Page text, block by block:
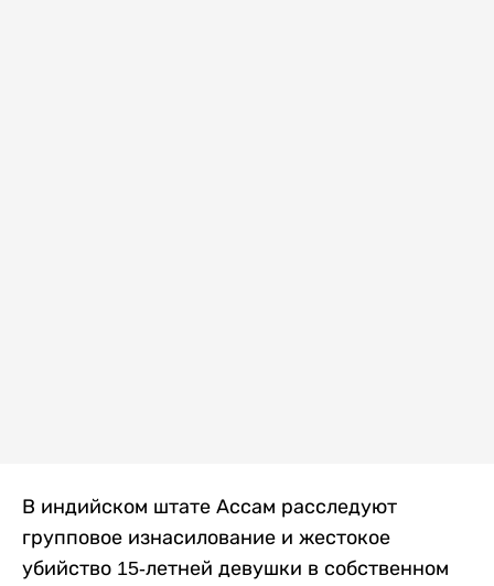
В индийском штате Ассам расследуют
групповое изнасилование и жестокое
убийство 15-летней девушки в собственном